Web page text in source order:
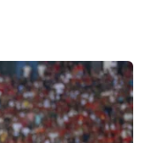
căn cứ